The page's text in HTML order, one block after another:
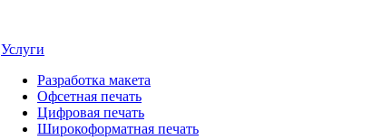
Услуги
Разработка макета
Офсетная печать
Цифровая печать
Широкоформатная печать